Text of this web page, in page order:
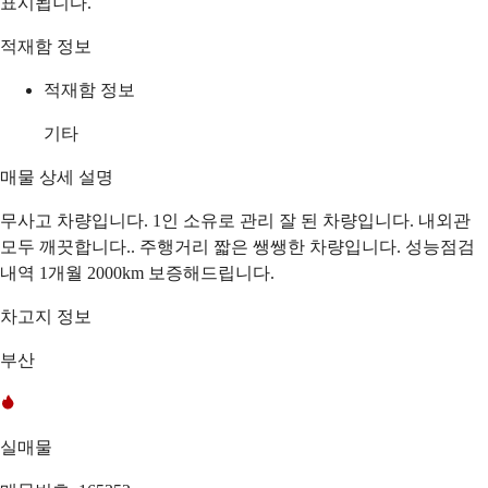
적재함 정보
적재함 정보
기타
매물 상세 설명
무사고 차량입니다. 1인 소유로 관리 잘 된 차량입니다. 내외관
모두 깨끗합니다.. 주행거리 짧은 쌩쌩한 차량입니다. 성능점검
내역 1개월 2000km 보증해드립니다.
차고지 정보
부산
실매물